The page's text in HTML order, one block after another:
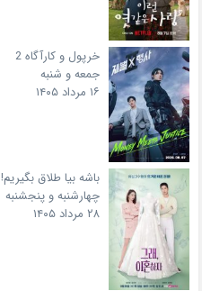
خرپول و کارآگاه 2
جمعه و شنبه
۱۶ مرداد ۱۴۰۵
باشه بیا طلاق بگیریم!
چهارشنبه و پنجشنبه
۲۸ مرداد ۱۴۰۵